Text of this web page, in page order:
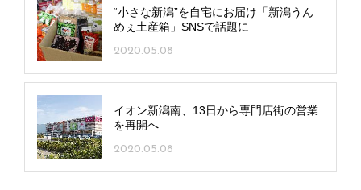
“小さな新潟”を自宅にお届け「新潟うん
めぇ土産箱」SNSで話題に
2020.05.08
イオン新潟南、13日から専門店街の営業
を再開へ
2020.05.08